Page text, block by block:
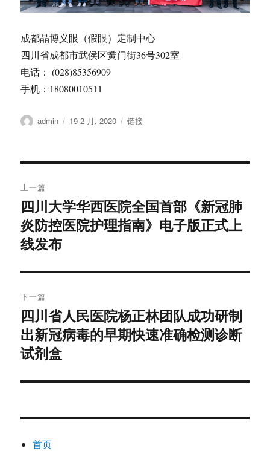
成都晶博义眼（假眼）定制中心
四川省成都市武侯区黉门街36号302室
电话： (028)85356909
手机：18080010511
作
admin
发
19 2 月, 2020
格
链接
章
导
航
上一篇
上
篇
文
四川大学华西医院全国首部《新冠肺
炎防控医院护理指南》电子版正式上
线发布
下一篇
下
篇
文
四川省人民医院杨正林团队成功研制
出新冠病毒的早期快速准确检测诊断
试剂盒
首页